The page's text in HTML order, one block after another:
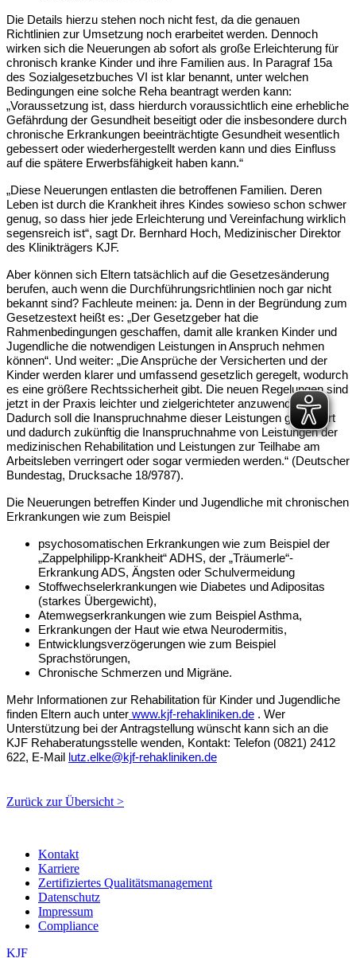
Die Details hierzu stehen noch nicht fest, da die genauen
Richtlinien zur Umsetzung noch erarbeitet werden. Dennoch
wirken sich die Neuerungen ab sofort als große Erleichterung für
chronisch kranke Kinder und ihre Familien aus. In Paragraf 15a
des Sozialgesetzbuches VI ist klar benannt, unter welchen
Bedingungen eine solche Reha beantragt werden kann:
„Voraussetzung ist, dass hierdurch voraussichtlich eine erhebliche
Gefährdung der Gesundheit beseitigt oder die insbesondere durch
chronische Erkrankungen beeinträchtigte Gesundheit wesentlich
gebessert oder wiederhergestellt werden kann und dies Einfluss
auf die spätere Erwerbsfähigkeit haben kann.“
„Diese Neuerungen entlasten die betroffenen Familien. Deren
Leben ist durch die Krankheit ihres Kindes sowieso schon schwer
genug, so dass hier jede Erleichterung und Vereinfachung wirklich
segensreich ist“, sagt Dr. Bernhard Hoch, Medizinischer Direktor
des Klinikträgers KJF.
Aber können sich Eltern tatsächlich auf die Gesetzesänderung
berufen, auch wenn die Durchführungsrichtlinien noch gar nicht
bekannt sind? Fachleute meinen: ja. Denn in der Begründung zum
Gesetzestext heißt es: „Der Gesetzgeber hat die
Rahmenbedingungen geschaffen, damit alle kranken Kinder und
Jugendliche die notwendigen Leistungen in Anspruch nehmen
können“. Und weiter: „Die Ansprüche der Versicherten und der
Kinder werden klarer und umfassend gesetzlich geregelt, wodurch
es eine größere Rechtssicherheit gibt. Die neuen Regelungen sind
jetzt in der Praxis leichter und zielgerichteter anzuwenden.
Dadurch soll die Inanspruchnahme dieser Leistungen gesteigert
und dadurch zukünftig die Inanspruchnahme von Leistungen der
medizinischen Rehabilitation und Leistungen zur Teilhabe am
Arbeitsleben verringert oder sogar vermieden werden.“ (Deutscher
Bundestag, Drucksache 18/9787).
Die Neuerungen betreffen Kinder und Jugendliche mit chronischen
Erkrankungen wie zum Beispiel
psychosomatischen Erkrankungen wie zum Beispiel der
„Zappelphilipp-Krankheit“ ADHS, der „Träumerle“-
Erkrankung ADS, Ängsten oder Schulvermeidung
Stoffwechselerkrankungen wie Diabetes und Adipositas
(starkes Übergewicht),
Atemwegserkrankungen wie zum Beispiel Asthma,
Erkrankungen der Haut wie etwa Neurodermitis,
Entwicklungsverzögerungen wie zum Beispiel
Sprachstörungen,
Chronische Schmerzen und Migräne.
Mehr Informationen zur Rehabilitation für Kinder und Jugendliche
finden Eltern auch unter www.kjf-rehakliniken.de . Wer
Unterstützung bei der Antragstellung wünscht kann sich an die
KJF Rehaberatungsstelle wenden, Kontakt: Telefon (0821) 2412
622, E-Mail
lutz.elke@kjf-rehakliniken.de
Zurück zur Übersicht >
Kontakt
Karriere
Zertifiziertes Qualitätsmanagement
Datenschutz
Impressum
Compliance
KJF